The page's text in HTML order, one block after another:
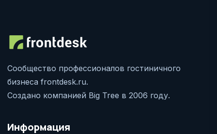
Сообщество профессионалов гостиничного
бизнеса frontdesk.ru.
Создано компанией Big Tree в 2006 году.
Информация